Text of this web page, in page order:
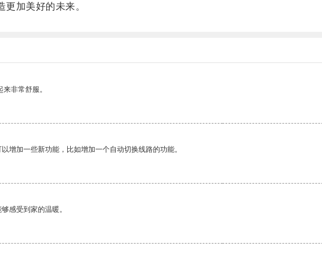
加美好的未来。
非常舒服。
增加一些新功能，比如增加一个自动切换线路的功能。
感受到家的温暖。